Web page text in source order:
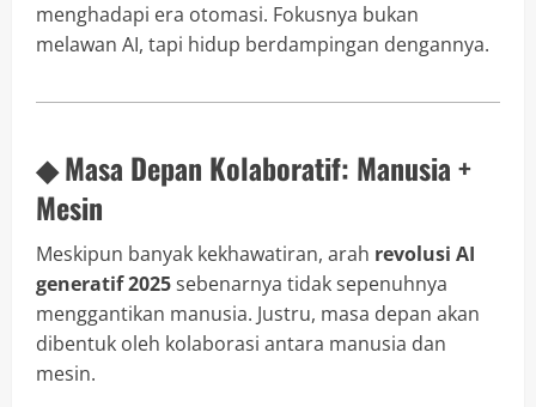
menghadapi era otomasi. Fokusnya bukan
melawan AI, tapi hidup berdampingan dengannya.
◆ Masa Depan Kolaboratif: Manusia +
Mesin
Meskipun banyak kekhawatiran, arah revolusi AI
generatif 2025sebenarnya tidak sepenuhnya
menggantikan manusia. Justru, masa depan akan
dibentuk oleh kolaborasi antara manusia dan
mesin.